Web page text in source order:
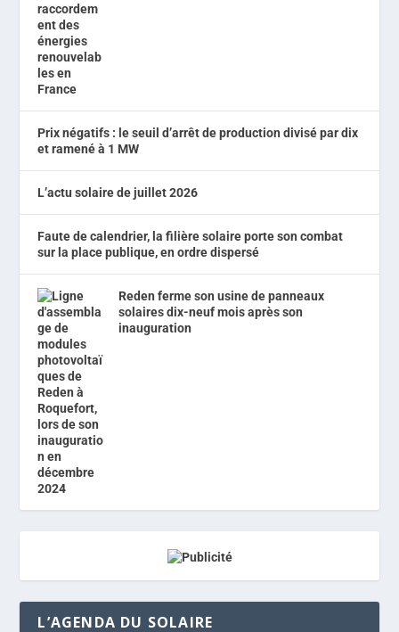
Prix négatifs : le seuil d’arrêt de production divisé par dix
et ramené à 1 MW
L’actu solaire de juillet 2026
Faute de calendrier, la filière solaire porte son combat
sur la place publique, en ordre dispersé
Reden ferme son usine de panneaux
solaires dix-neuf mois après son
inauguration
L’AGENDA DU SOLAIRE